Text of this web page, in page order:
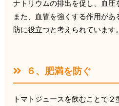
ナトリウムの排出を促し、血圧
また、血管を強くする作用があ
防に役立つと考えられています。
６、肥満を防ぐ
トマトジュースを飲むことで